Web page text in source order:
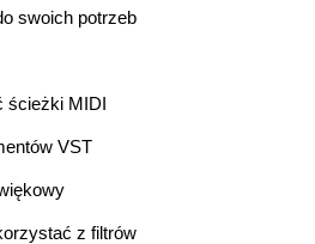
swoich potrzeb
ścieżki MIDI
VST
z filtrów